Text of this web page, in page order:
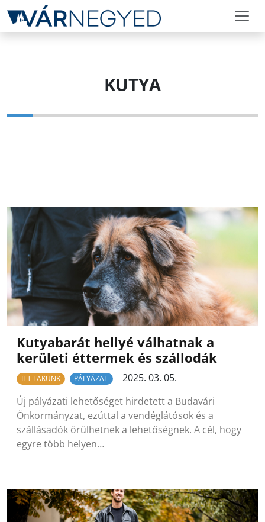
KUTYA
Kutyabarát hellyé válhatnak a
kerületi éttermek és szállodák
ITT LAKUNK PÁLYÁZAT
2025. 03. 05.
Új pályázati lehetőséget hirdetett a Budavári
Önkormányzat, ezúttal a vendéglátósok és a
szállásadók örülhetnek a lehetőségnek. A cél, hogy
egyre több helyen…